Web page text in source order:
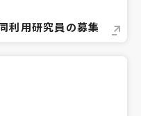
利用研究員の募集